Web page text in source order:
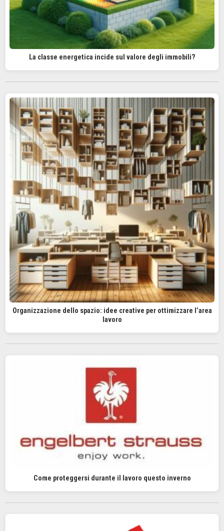
La classe energetica incide sul valore degli immobili?
Organizzazione dello spazio: idee creative per ottimizzare l’area
lavoro
Come proteggersi durante il lavoro questo inverno